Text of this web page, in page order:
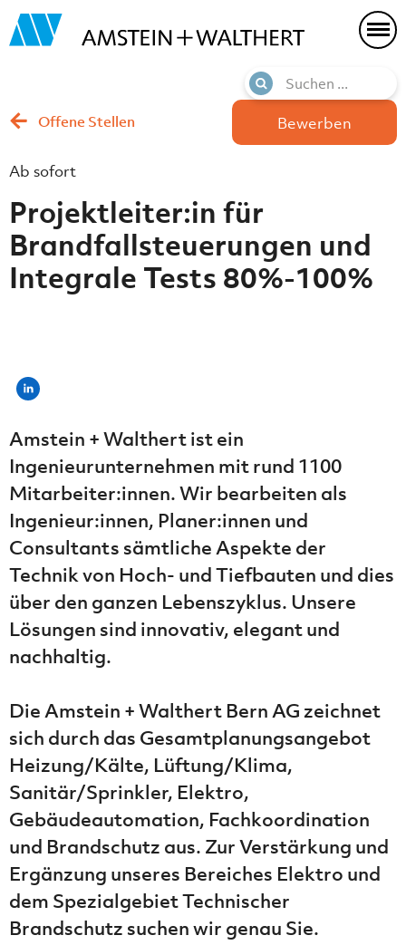
Bewerben
Offene Stellen
Ab sofort
Projektleiter:in für
Brandfallsteuerungen und
Integrale Tests 80%-100%
Amstein + Walthert ist ein
Ingenieurunternehmen mit rund 1100
Mitarbeiter:innen. Wir bearbeiten als
Ingenieur:innen, Planer:innen und
Consultants sämtliche Aspekte der
Technik von Hoch- und Tiefbauten und dies
über den ganzen Lebenszyklus. Unsere
Lösungen sind innovativ, elegant und
nachhaltig.
Die Amstein + Walthert Bern AG zeichnet
sich durch das Gesamtplanungsangebot
Heizung/Kälte, Lüftung/Klima,
Sanitär/Sprinkler, Elektro,
Gebäudeautomation, Fachkoordination
und Brandschutz aus. Zur Verstärkung und
Ergänzung unseres Bereiches Elektro und
dem Spezialgebiet Technischer
Brandschutz suchen wir genau Sie.